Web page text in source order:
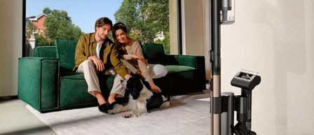
многим мировым хитам и телеканалам. На один
аккаунт можно заходить с 5 устройств и скачивать
фильмы для просмотра оффлайн. Но самый
главные плюс этого сервиса в том, что можно
смотреть большое количество фильмов и
сериалов совершенно бесплатно (в качестве 720р),
не оформляя подписку. В качестве платы придется